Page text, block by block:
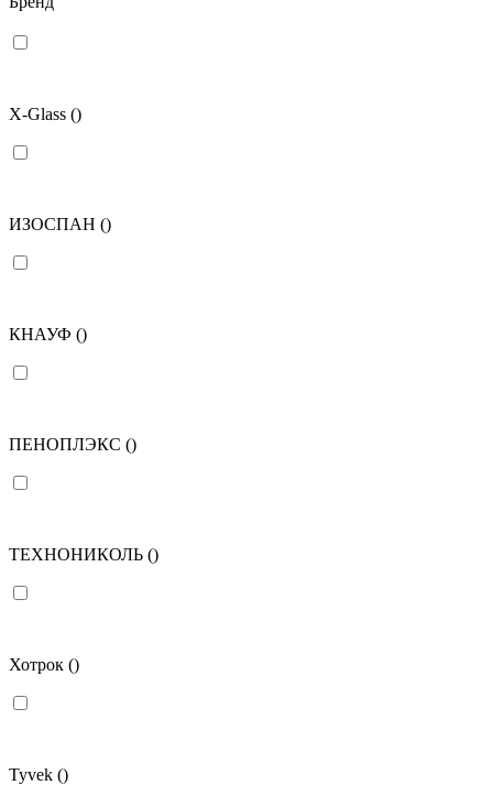
X-Glass ()
ИЗОСПАН ()
КНАУФ ()
ПЕНОПЛЭКС ()
ТЕХНОНИКОЛЬ ()
Хотрок ()
Tyvek ()